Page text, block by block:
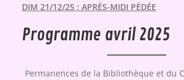
DIM 21/12/25 : APRÈS-MIDI PÉDÉE
Programme avril 2025
Permanences de la Bibliothèque et du